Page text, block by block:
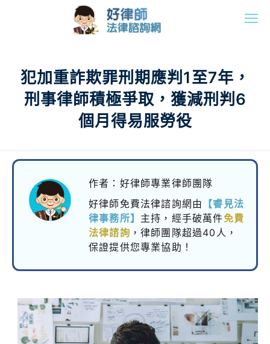
犯加重詐欺罪刑期應判1至7年，
刑事律師積極爭取，獲減刑判6
個月得易服勞役
作者：好律師專業律師團隊
好律師免費法律諮詢網由
【睿見法
律事務所】 主持， 經手破萬件免費
法律諮詢 ，律師團隊超過40人，
保證提供您專業協助！